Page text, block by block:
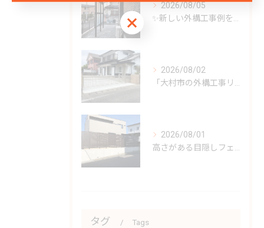
2026/08/05
2026/08/02
2026/08/01
タグ Tags
お問い合わせはこちら